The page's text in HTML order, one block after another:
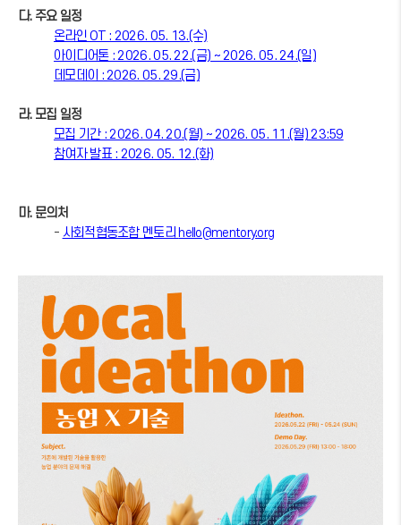
다. 주요 일정
온라인 OT : 2026. 05. 13.(수)
아이디어톤 : 2026. 05. 22.(금) ~ 2026. 05. 24.(일)
데모데이 : 2026. 05. 29.(금)
라. 모집 일정
모집 기간 : 2026. 04. 20.(월) ~ 2026. 05. 11.(월) 23:59
참여자 발표 : 2026. 05. 12.(화)
마. 문의처
- 사회적협동조합 멘토리hello@mentory.org